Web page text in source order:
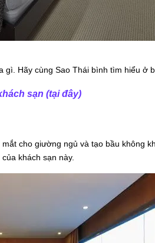
Hãy cùng Sao Thái bình tìm hiểu ở
sạn (tại đây)
cho giường ngủ và tạo bầu không
khách sạn này.